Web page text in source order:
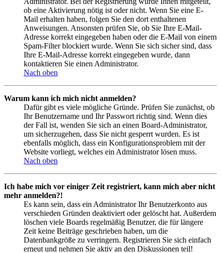
ob eine Aktivierung nötig ist oder nicht. Wenn Sie eine E-
Mail erhalten haben, folgen Sie den dort enthaltenen
Anweisungen. Ansonsten prüfen Sie, ob Sie Ihre E-Mail-
Adresse korrekt eingegeben haben oder die E-Mail von einem
Spam-Filter blockiert wurde. Wenn Sie sich sicher sind, dass
Ihre E-Mail-Adresse korrekt eingegeben wurde, dann
kontaktieren Sie einen Administrator.
Nach oben
Warum kann ich mich nicht anmelden?
Dafür gibt es viele mögliche Gründe. Prüfen Sie zunächst, ob
Ihr Benutzername und Ihr Passwort richtig sind. Wenn dies
der Fall ist, wenden Sie sich an einen Board-Administrator,
um sicherzugehen, dass Sie nicht gesperrt wurden. Es ist
ebenfalls möglich, dass ein Konfigurationsproblem mit der
Website vorliegt, welches ein Administrator lösen muss.
Nach oben
Ich habe mich vor einiger Zeit registriert, kann mich aber nicht
mehr anmelden?!
Es kann sein, dass ein Administrator Ihr Benutzerkonto aus
verschieden Gründen deaktiviert oder gelöscht hat. Außerdem
löschen viele Boards regelmäßig Benutzer, die für längere
Zeit keine Beiträge geschrieben haben, um die
Datenbankgröße zu verringern. Registrieren Sie sich einfach
erneut und nehmen Sie aktiv an den Diskussionen teil!